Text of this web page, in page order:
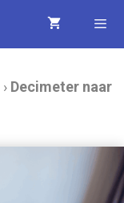
› Decimeter naar